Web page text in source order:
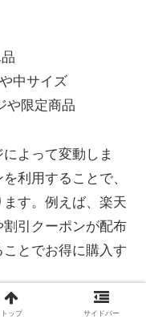
中サイズ
や限定商品
よって変動しま
利用することで、
す。例えば、楽天
引クーポンが配布
とでお得に購入す
トップ サイドバー